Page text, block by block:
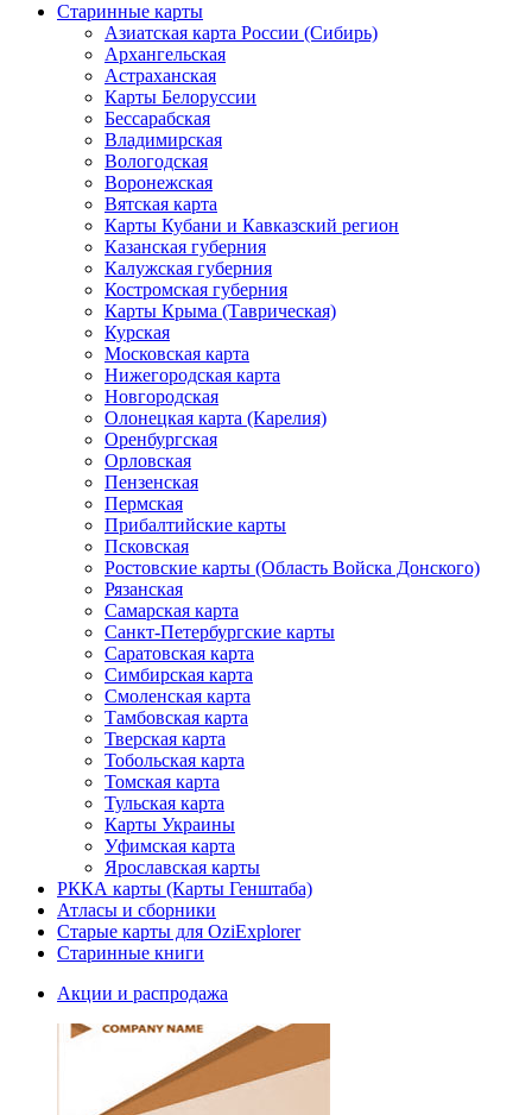
Старинные карты
Азиатская карта России (Сибирь)
Архангельская
Астраханская
Карты Белоруссии
Бессарабская
Владимирская
Вологодская
Воронежская
Вятская карта
Карты Кубани и Кавказский регион
Казанская губерния
Калужская губерния
Костромская губерния
Карты Крыма (Таврическая)
Курская
Московская карта
Нижегородская карта
Новгородская
Олонецкая карта (Карелия)
Оренбургская
Орловская
Пензенская
Пермская
Прибалтийские карты
Псковская
Ростовские карты (Область Войска Донского)
Рязанская
Самарская карта
Санкт-Петербургские карты
Саратовская карта
Симбирская карта
Смоленская карта
Тамбовская карта
Тверская карта
Тобольская карта
Томская карта
Тульская карта
Карты Украины
Уфимская карта
Ярославская карты
РККА карты (Карты Генштаба)
Атласы и сборники
Старые карты для OziExplorer
Старинные книги
Акции и распродажа